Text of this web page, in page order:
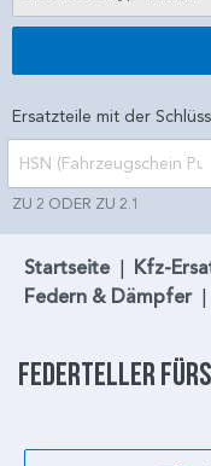
Ersatzteile mit der
ZU 2 ODER ZU 2.1
Startseite | Kfz-
Federn & Dämpfer |
Federteller